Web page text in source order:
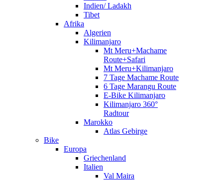
Indien/ Ladakh
Tibet
Afrika
Algerien
Kilimanjaro
Mt Meru+Machame
Route+Safari
Mt Meru+Kilimanjaro
7 Tage Machame Route
6 Tage Marangu Route
E-Bike Kilimanjaro
Kilimanjaro 360°
Radtour
Marokko
Atlas Gebirge
Bike
Europa
Griechenland
Italien
Val Maira